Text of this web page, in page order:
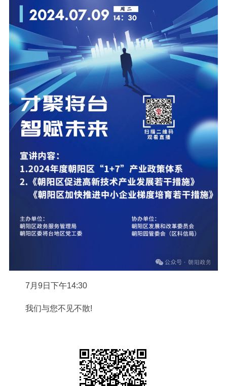
7月9日下午14:30
我们与您不见不散!